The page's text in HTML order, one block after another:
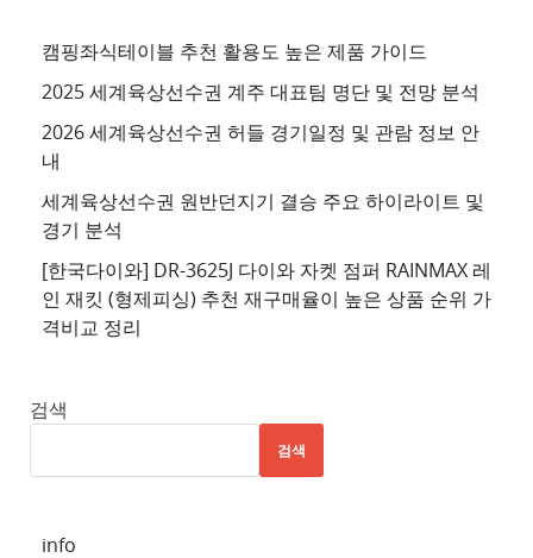
이
트
추
사
이
트
사
이
추
캠핑좌식테이블 추천 활용도 높은 제품 가이드
2025 세계육상선수권 계주 대표팀 명단 및 전망 분석
2026 세계육상선수권 허들 경기일정 및 관람 정보 안
내
세계육상선수권 원반던지기 결승 주요 하이라이트 및
경기 분석
[한국다이와] DR-3625J 다이와 자켓 점퍼 RAINMAX 레
인 재킷 (형제피싱) 추천 재구매율이 높은 상품 순위 가
격비교 정리
검색
검색
info